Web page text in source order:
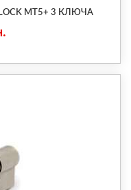
MT5+ 3 КЛЮЧА